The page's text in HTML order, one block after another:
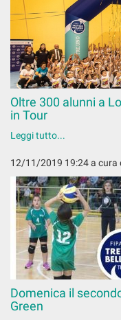
Oltre 300 alunni a
in Tour
Leggi tutto...
12/11/2019 19:24a cura
Domenica il
Green